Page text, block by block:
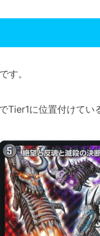
す。
Tier1に位置付けてい